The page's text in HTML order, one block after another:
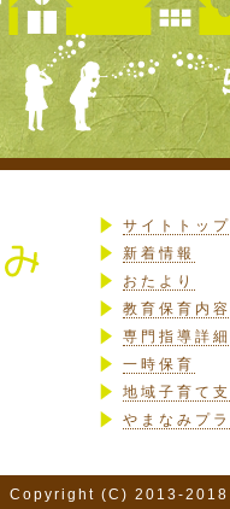
サイトトップ
新着情報
おたより
教育保育内
専門指導詳細
一時保育
地域子育て
やまなみプ
Copyright (C) 2013-